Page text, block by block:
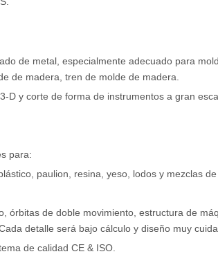
de metal, especialmente adecuado para
de madera, tren de molde de madera.
D y corte de forma de instrumentos a gran
para:
paulion, resina, yeso, lodos y mezclas
órbitas de doble movimiento, estructura de
detalle será bajo cálculo y diseño muy
de calidad CE & ISO.